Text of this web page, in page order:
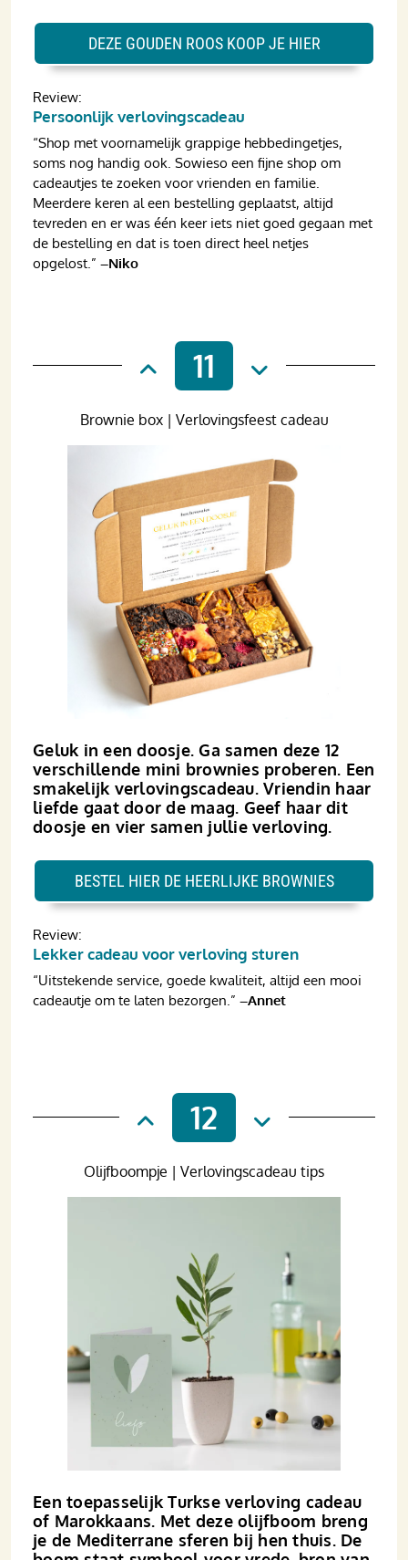
Review:
Persoonlijk verlovingscadeau
“Shop met voornamelijk grappige hebbe­dingetjes,
soms nog handig ook. Sowieso een fijne shop om
cadeautjes te zoeken voor vrienden en familie.
Meerdere keren al een bestelling geplaatst, altijd
tevreden en er was één keer iets niet goed gegaan met
de bestelling en dat is toen direct heel netjes
opgelost.” –Niko
DEZE GOUDEN ROOS KOOP JE HIER
11
Geluk in een doosje. Ga samen deze 12
verschillende mini brownies proberen. Een
smakelijk verlovings­cadeau. Vriendin haar
liefde gaat door de maag. Geef haar dit
doosje en vier samen jullie verloving.
Brownie box | Verlovingsfeest cadeau
Review:
Lekker cadeau voor verloving sturen
“Uitstekende service, goede kwaliteit, altijd een mooi
cadeautje om te laten bezorgen.” –Annet
BESTEL HIER DE HEERLIJKE BROWNIES
12
Een toepasselijk Turkse verloving cadeau
of Marokkaans. Met deze olijfboom breng
je de Mediterrane sferen bij hen thuis. De
Olijfboompje | Verlovingscadeau tips